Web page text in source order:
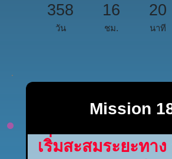
358
วัน
16
ชม.
20
นาที
Mission
เริ่มสะสมระยะทาง